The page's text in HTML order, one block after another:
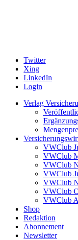
Twitter
Xing
LinkedIn
Login
Verlag
VWClub
VWClub
VWClub
VWClub
VWClub
VWClub
VWClub
Shop
Redaktion
Abonnement
Newsletter